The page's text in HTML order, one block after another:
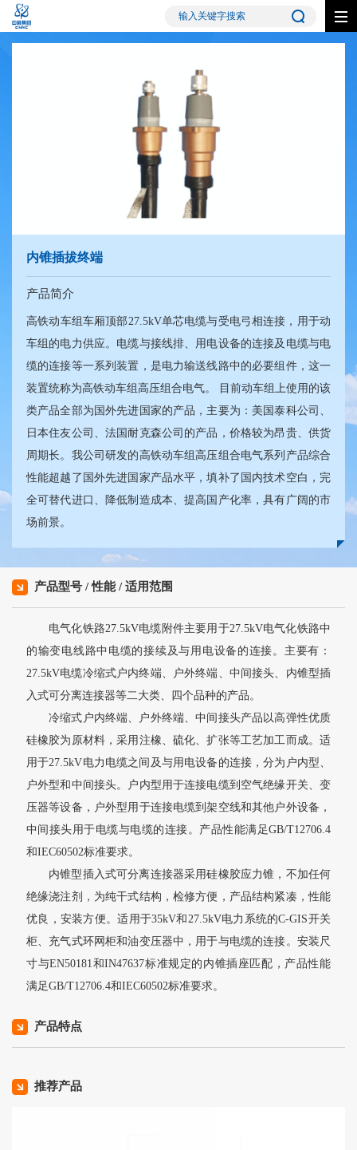
内锥插拔终端
产品简介
高铁动车组车厢顶部27.5kV单芯电缆与受电弓相连接，用于动
车组的电力供应。电缆与接线排、用电设备的连接及电缆与电
缆的连接等一系列装置，是电力输送线路中的必要组件，这一
装置统称为高铁动车组高压组合电气。 目前动车组上使用的该
类产品全部为国外先进国家的产品，主要为：美国泰科公司、
日本住友公司、法国耐克森公司的产品，价格较为昂贵、供货
周期长。我公司研发的高铁动车组高压组合电气系列产品综合
性能超越了国外先进国家产品水平，填补了国内技术空白，完
全可替代进口、降低制造成本、提高国产化率，具有广阔的市
场前景。
产品型号 / 性能 / 适用范围
电气化铁路27.5kV电缆附件主要用于27.5kV电气化铁路中
的输变电线路中电缆的接续及与用电设备的连接。主要有：
27.5kV电缆冷缩式户内终端、户外终端、中间接头、内锥型插
入式可分离连接器等二大类、四个品种的产品。
冷缩式户内终端、户外终端、中间接头产品以高弹性优质
硅橡胶为原材料，采用注橡、硫化、扩张等工艺加工而成。适
用于27.5kV电力电缆之间及与用电设备的连接，分为户内型、
户外型和中间接头。户内型用于连接电缆到空气绝缘开关、变
压器等设备，户外型用于连接电缆到架空线和其他户外设备，
中间接头用于电缆与电缆的连接。产品性能满足GB/T12706.4
和IEC60502标准要求。
内锥型插入式可分离连接器采用硅橡胶应力锥，不加任何
绝缘浇注剂，为纯干式结构，检修方便，产品结构紧凑，性能
优良，安装方便。适用于35kV和27.5kV电力系统的C-GIS开关
柜、充气式环网柜和油变压器中，用于与电缆的连接。安装尺
寸与EN50181和IN47637标准规定的内锥插座匹配，产品性能
满足GB/T12706.4和IEC60502标准要求。
产品特点
推荐产品